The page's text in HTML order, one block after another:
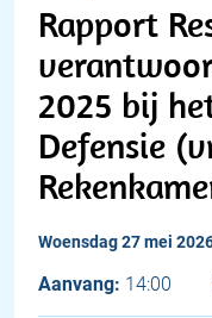
Rapport
2025 bij
Defensie
woensdag 27 mei
Aanvang: 14:00